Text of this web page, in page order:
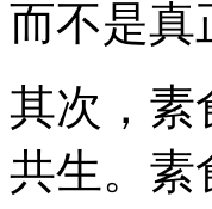
而不是真
其次，素
共生。素